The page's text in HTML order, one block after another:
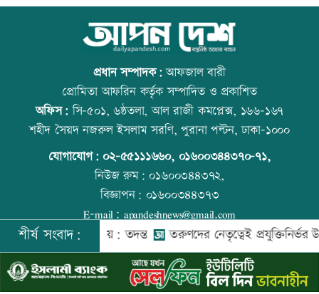
লক্ষ্মীপুর জেলা প্রশাসনের ১৪ কর্মকর্তা-
কর্মচারীর বিদায়ী সংবর্ধনা
সব শর্ত মেনে নিলে হরমুজ খুলবো: ইরান
মেসির বাবা মারা গেছেন
বিএনপি গণমাধ্যমের স্বাধীনতায় বিশ্বাস করে:
আজ বিশ্ব বন্ধু দিবস
কোরআন-হাদিসে নামাজ না পড়ার শাস্তি
আজ স্বর্ণ-রুপা যে দামে বিক্রি হচ্ছে
প্রধান সম্পাদক:আফজাল বারী
প্রোমিতা আফরিন কর্তৃক সম্পাদিত ও প্রকাশিত
অফিস:সি-৫০১, ৬ষ্ঠতলা, আল রাজী কমপ্লেক্স, ১৬৬-১৬৭
শহীদ সৈয়দ নজরুল ইসলাম সরণি, পুরানা পল্টন, ঢাকা-১০০০
যোগাযোগ: ০২-৫৫১১১৬৬০, ০১৬০০৩৪৪৩৭০-৭১,
নিউজ রুম:০১৬০০৩৪৪৩৭২,
বিজ্ঞাপন: ০১৬০০৩৪৪৩৭৩
E-mail: apandeshnews@gmail.com
©২০২৬ |আপন দেশ ডটকমকর্তৃক সর্বসত্ব ® সংরক্ষিত | উন্নয়নে
ইমিথমেকারস.কম
শীর্ষ সংবাদ:
গুম করা হয়: তদন্ত তরুণদের নেতৃত্বেই প্রযুক্তিনির্ভর উন্নয়ন